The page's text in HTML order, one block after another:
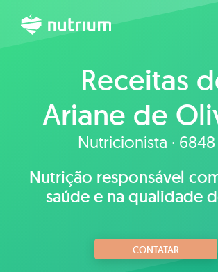
Receitas
Ariane de
Ferreira
Nutricionista · 6848
Nutrição responsável
saúde e na qualidade
CONTATAR